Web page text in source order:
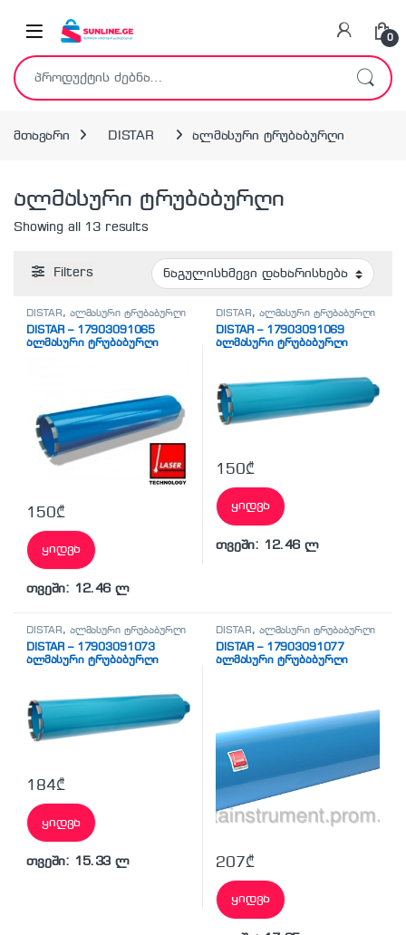
0
ძებნა:
მთავარი DISTAR ალმასური ტრუბაბურღი
ალმასური ტრუბაბურღი
Showing all 13 results
Filters
DISTAR, ალმასური ტრუბაბურღი
DISTAR – 17903091065
ალმასური ტრუბაბურღი
150₾
ყიდვა
თვეში: 12.46 ლ
DISTAR, ალმასური ტრუბაბურღი
DISTAR – 17903091069
ალმასური ტრუბაბურღი
150₾
ყიდვა
თვეში: 12.46 ლ
DISTAR, ალმასური ტრუბაბურღი
DISTAR – 17903091073
ალმასური ტრუბაბურღი
184₾
ყიდვა
თვეში: 15.33 ლ
DISTAR, ალმასური ტრუბაბურღი
DISTAR – 17903091077
ალმასური ტრუბაბურღი
207₾
ყიდვა